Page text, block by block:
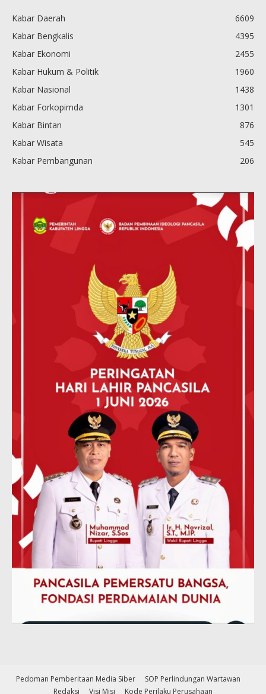
Kabar Daerah
6609
Kabar Bengkalis
4395
Kabar Ekonomi
2455
Kabar Hukum & Politik
1960
Kabar Nasional
1438
Kabar Forkopimda
1301
Kabar Bintan
876
Kabar Wisata
545
Kabar Pembangunan
206
Pedoman Pemberitaan Media Siber
SOP Perlindungan Wartawan
Redaksi
Visi Misi Kode Perilaku Perusahaan